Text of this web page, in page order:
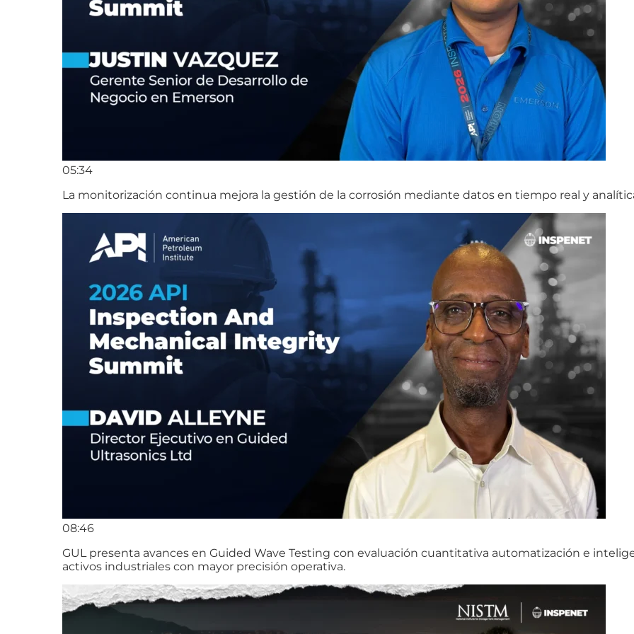
05:34
La monitorización continua mejora la gestión de la corrosión mediante datos en tiempo real y
08:46
GUL presenta avances en Guided Wave Testing con evaluación cuantitativa automatización e
activos industriales con mayor precisión operativa.